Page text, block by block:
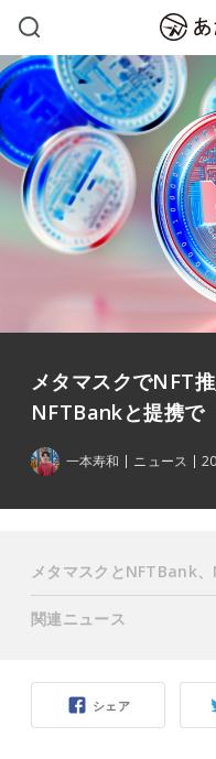
メタマスクでNFT
NFTBankと提携で
一本寿和 ニュース
シェア
メタマスクとNFTBank
関連ニュース